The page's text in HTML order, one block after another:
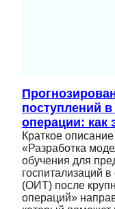
поступлений
операции: как
Краткое
«Разработка
обучения для
госпитализаций
(ОИТ) после
операций»